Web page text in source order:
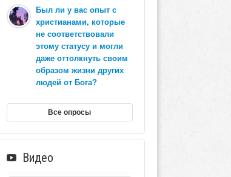
Был ли у вас опыт с
христианами, которые
не соответствовали
этому статусу и могли
даже оттолкнуть своим
образом жизни других
людей от Бога?
Все опросы
Видео